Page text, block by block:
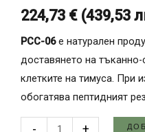
224,73 € (439,53
PCC-06е натурален
доставянето на
клетките на тимуса. При
обогатява пептидният
PCC-
-
Пептиди
за
клетъчно
възстановяване